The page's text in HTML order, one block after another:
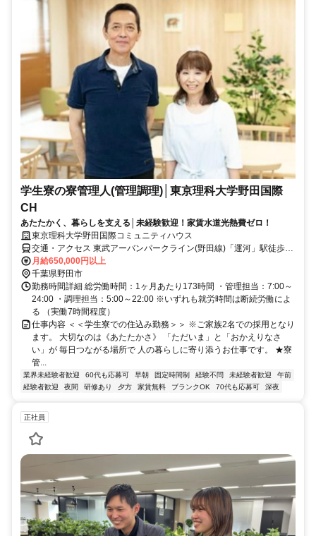
学生寮の寮管理人(管理調理)│東京理科大学野田国際
CH
あたたかく、暮らしを支える│未経験歓迎！家賃水道光熱費ゼロ！
東京理科大学野田国際コミュニティハウス
交通・アクセス 東武アーバンパークライン(野田線)「運河」駅徒歩約
10分
月給650,000円以上
千葉県野田市
勤務時間詳細 総労働時間：1ヶ月あたり173時間 ・管理担当：7:00～
24:00 ・調理担当：5:00～22:00 ※いずれも就労時間は断続労働によ
る （実働7時間程度）
仕事内容 ＜＜学生寮での住込み勤務＞＞ ※ご家族2名での採用となり
ます。 大切なのは《あたたかさ》 「ただいま」と「おかえりなさ
い」が 毎日つながる場所で 人の暮らしに寄り添うお仕事です。 ★寮
管...
業界未経験者歓迎 60代も応募可 早朝 固定時間制 経験不問 未経験者歓迎
午前
経験者歓迎
夜間 研修あり 夕方 家賃無料 ブランクOK 70代も応募可 深夜
正社員